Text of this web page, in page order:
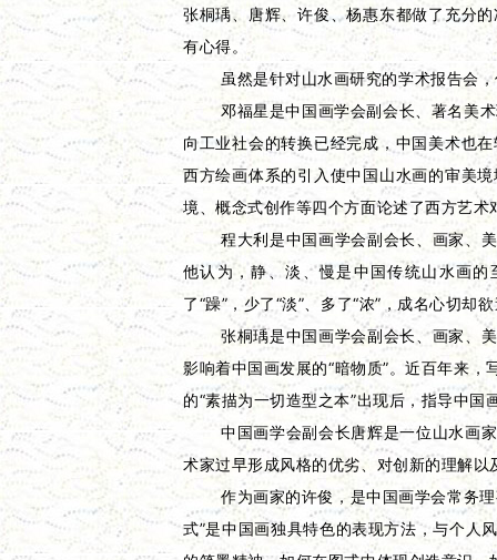
张桐瑀、唐辉、许俊、杨惠东都做了充分
有心得。
虽然是针对山水画研究的学术报告会
邓福星是中国画学会副会长、著名美
向工业社会的转换已经完成，中国美术也
西方绘画体系的引入使中国山水画的审美
境、概念式创作等四个方面论述了西方艺术
程大利是中国画学会副会长、画家、
他认为，静、淡、慢是中国传统山水画的
了“躁”，少了“淡”、多了“浓”，成名心切却
张桐瑀是中国画学会副会长、画家、
影响着中国画发展的“暗物质”。近百年来
的“素描为一切造型之本”出现后，指导中
中国画学会副会长唐辉是一位山水画
术家过早形成风格的优劣、对创新的理解
作为画家的许俊，是中国画学会常务
式”是中国画独具特色的表现方法，与个人